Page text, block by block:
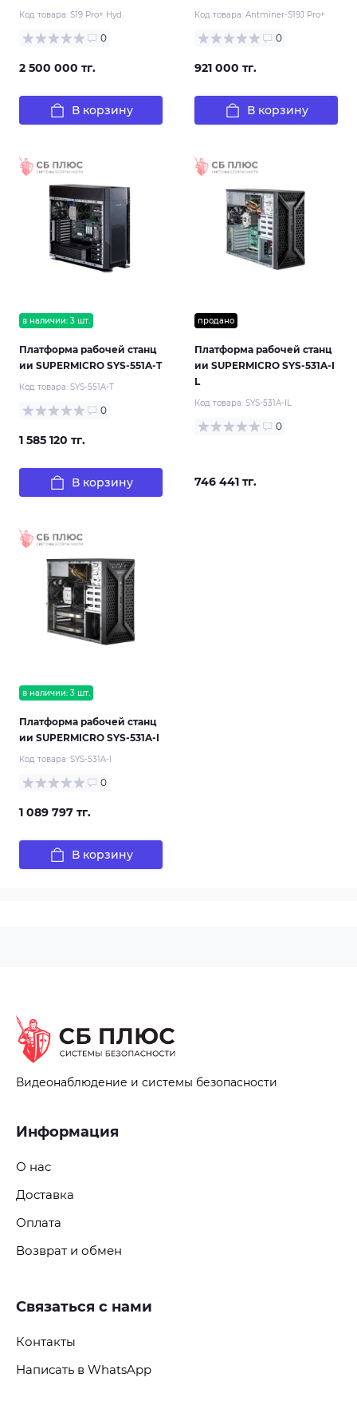
Код товара: S19 Pro+ Hyd.
0
2 500 000 тг.
В корзину
Код товара: Antminer-S19J Pro+
0
921 000 тг.
В корзину
в наличии: 3 шт.
Платформа рабочей станц
ии SUPERMICRO SYS-551A-T
Код товара: SYS-551A-T
0
1 585 120 тг.
В корзину
продано
Платформа рабочей станц
ии SUPERMICRO SYS-531A-I
L
Код товара: SYS-531A-IL
0
746 441 тг.
в наличии: 3 шт.
Платформа рабочей станц
ии SUPERMICRO SYS-531A-I
Код товара: SYS-531A-I
0
1 089 797 тг.
В корзину
Видеонаблюдение и системы безопасности
Информация
О нас
Доставка
Оплата
Возврат и обмен
Связаться с нами
Контакты
Написать в WhatsApp